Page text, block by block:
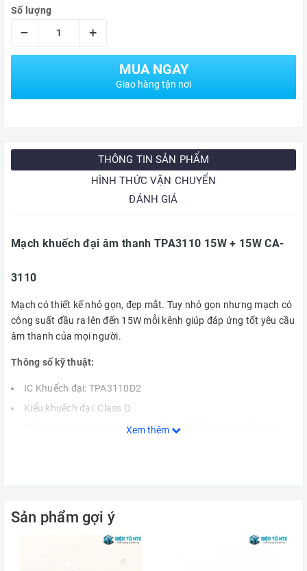
Số lượng
– +
MUA NGAY
Giao hàng tận nơi
THÔNG TIN SẢN PHẨM
HÌNH THỨC VẬN CHUYỂN
ĐÁNH GIÁ
Mạch khuếch đại âm thanh TPA3110 15W + 15W CA-
3110
Mạch có thiết kế nhỏ gọn, đẹp mắt. Tuy nhỏ gọn nhưng mạch có
công suất đầu ra lên đến 15W mỗi kênh giúp đáp ứng tốt yêu cầu
âm thanh của mọi người.
Thông số kỹ thuật:
IC Khuếch đại: TPA3110D2
Kiểu khuếch đại: Class D
Điện áp hoạt động: 8-24VDC (công suất càng cao, điện áp
Dải tần: 20Hz ~ 20kHz
Kích thước: 33x25x3.5mm
Xem thêm
Sản phẩm gợi ý